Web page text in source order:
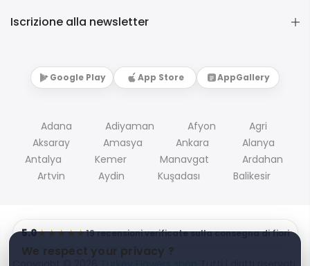
We respect your privacy ?
Iscrizione alla newsletter
Google Play App Store AppGallery
Adana Adiyaman Afyon
Agri
Aksaray
Amasya Ankara
Alanya
Antalya
Kemer Manavgat
Ardahan
Artvin
Aydin Kuşadası Balikesir
5.0★★★★★19 recensioni verificate sulla consegna di fiori